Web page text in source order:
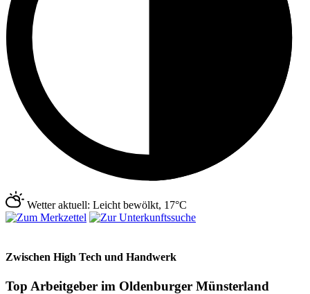
Wetter aktuell: Leicht bewölkt, 17°C
Zwischen High Tech und Handwerk
Top Arbeitgeber im Oldenburger Münsterland